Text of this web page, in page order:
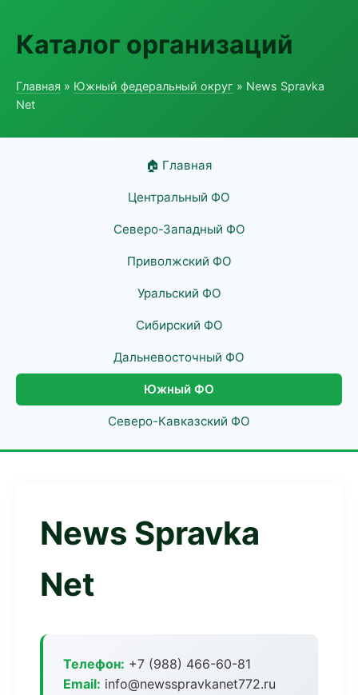
Каталог организаций
Главная » Южный федеральный округ » News Spravka
Net
🏠 Главная
Центральный ФО
Северо-Западный ФО
Приволжский ФО
Уральский ФО
Сибирский ФО
Дальневосточный ФО
Южный ФО
Северо-Кавказский ФО
News Spravka
Net
Телефон: +7 (988) 466-60-81
Email: info@newsspravkanet772.ru